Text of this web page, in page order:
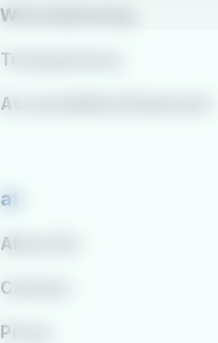
Whistleblowing
Transparency
Accessibility Statement
at
About Us
Careers
Press